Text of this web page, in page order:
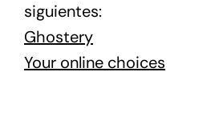
siguientes:
Ghostery
Your online choices